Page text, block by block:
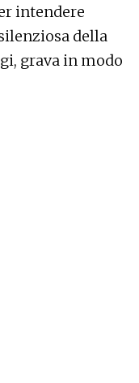
intendere
della
grava in modo